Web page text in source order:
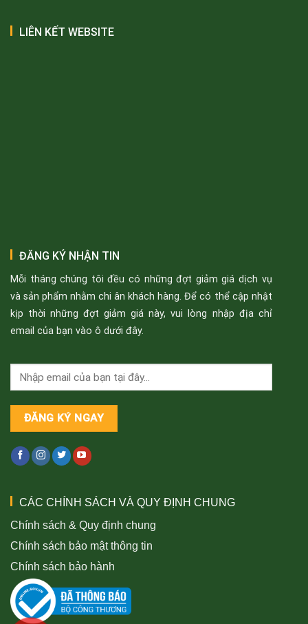
LIÊN KẾT WEBSITE
ĐĂNG KÝ NHẬN TIN
Mỗi tháng chúng tôi đều có những đợt giảm giá dịch vụ
và sản phẩm nhằm chi ân khách hàng. Để có thể cập nhật
kịp thời những đợt giảm giá này, vui lòng nhập địa chỉ
email của bạn vào ô dưới đây.
CÁC CHÍNH SÁCH VÀ QUY ĐỊNH CHUNG
Chính sách & Quy định chung
Chính sách bảo mật thông tin
Chính sách bảo hành